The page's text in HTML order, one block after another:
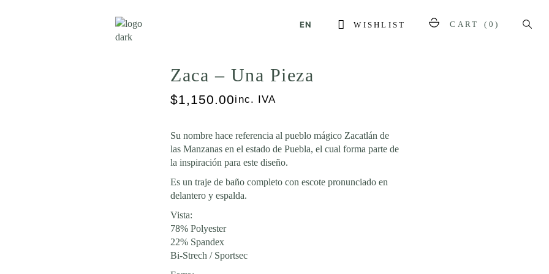
EN WISHLIST CART (0)
Zaca – Una Pieza
$1,150.00inc. IVA
Su nombre hace referencia al pueblo mágico Zacatlán de
las Manzanas en el estado de Puebla, el cual forma parte de
la inspiración para este diseño.
Es un traje de baño completo con escote pronunciado en
delantero y espalda.
Vista:
78% Polyester
22% Spandex
Bi-Strech / Sportsec